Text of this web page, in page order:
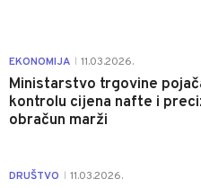
EKONOMIJA 11.03.2026.
Ministarstvo trgovine
kontrolu cijena nafte i
obračun marži
DRUŠTVO 11.03.2026.